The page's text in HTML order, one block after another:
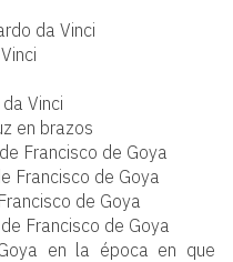
da Vinci
Vinci
en brazos
Francisco de Goya
Francisco de Goya
de Goya
Francisco de Goya
en la época en que